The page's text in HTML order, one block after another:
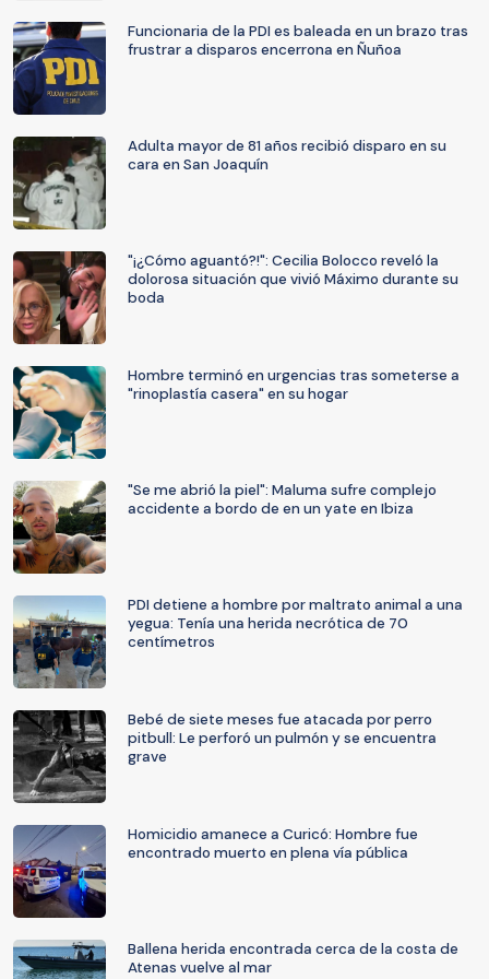
Funcionaria de la PDI es baleada en un brazo tras
frustrar a disparos encerrona en Ñuñoa
Adulta mayor de 81 años recibió disparo en su
cara en San Joaquín
"¡¿Cómo aguantó?!": Cecilia Bolocco reveló la
dolorosa situación que vivió Máximo durante su
boda
Hombre terminó en urgencias tras someterse a
"rinoplastía casera" en su hogar
"Se me abrió la piel": Maluma sufre complejo
accidente a bordo de en un yate en Ibiza
PDI detiene a hombre por maltrato animal a una
yegua: Tenía una herida necrótica de 70
centímetros
Bebé de siete meses fue atacada por perro
pitbull: Le perforó un pulmón y se encuentra
grave
Homicidio amanece a Curicó: Hombre fue
encontrado muerto en plena vía pública
Ballena herida encontrada cerca de la costa de
Atenas vuelve al mar